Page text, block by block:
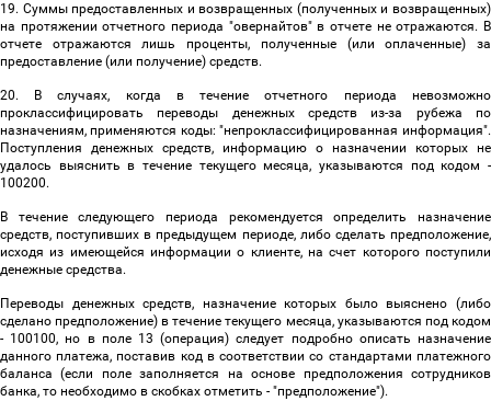
19. Суммы предоставленных и возвращенных (полученных и возвращенных)
на протяжении отчетного периода "овернайтов" в отчете не отражаются. В
отчете отражаются лишь проценты, полученные (или оплаченные) за
предоставление (или получение) средств.
20. В случаях, когда в течение отчетного периода невозможно
проклассифицировать переводы денежных средств из-за рубежа по
назначениям, применяются коды: "непроклассифицированная информация".
Поступления денежных средств, информацию о назначении которых не
удалось выяснить в течение текущего месяца, указываются под кодом -
100200.
В течение следующего периода рекомендуется определить назначение
средств, поступивших в предыдущем периоде, либо сделать предположение,
исходя из имеющейся информации о клиенте, на счет которого поступили
денежные средства.
Переводы денежных средств, назначение которых было выяснено (либо
сделано предположение) в течение текущего месяца, указываются под кодом
- 100100, но в поле 13 (операция) следует подробно описать назначение
данного платежа, поставив код в соответствии со стандартами платежного
баланса (если поле заполняется на основе предположения сотрудников
банка, то необходимо в скобках отметить - "предположение").